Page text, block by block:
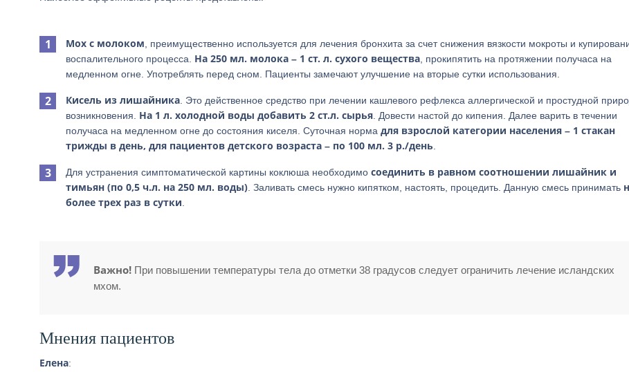
Мох с молоком , преимущественно используется для лечения бронхита за счет снижения вязкости мокроты и
воспалительного процесса. На 250 мл. молока – 1 ст. л. сухого вещества , прокипятить на протяжении получаса на
медленном огне. Употреблять перед сном. Пациенты замечают улучшение на вторые сутки использования.
Кисель из лишайника . Это действенное средство при лечении кашлевого рефлекса аллергической и простудной
возникновения. На 1 л. холодной воды добавить 2 ст.л. сырья . Довести настой до кипения. Далее варить в течении
получаса на медленном огне до состояния киселя. Суточная норма для взрослой категории населения – 1 стакан
трижды в день, для пациентов детского возраста – по 100 мл. 3 р./день
Для устранения симптоматической картины коклюша необходимо соединить в равном соотношении лишайник и
тимьян (по 0,5 ч.л. на 250 мл. воды) . Заливать смесь нужно кипятком, настоять, процедить. Данную смесь принимать
более трех раз в сутки
Важно! При повышении температуры тела до отметки 38 градусов следует ограничить лечение исландских
мхом.
Мнения пациентов
Елена: